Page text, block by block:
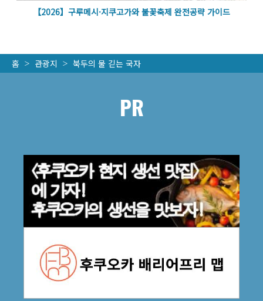
【2026】구루메시·지쿠고가와 불꽃축제 완전공략 가이드
홈 관광지 북두의 물 긷는 국자
PR